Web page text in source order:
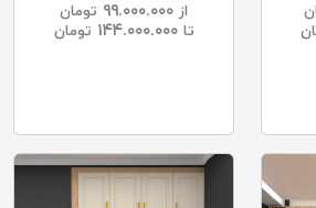
از
تومان
تا ۱۴۴.۰۰۰.۰۰۰ تومان